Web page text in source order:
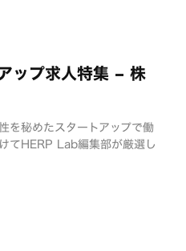
ップ求人特集 – 株
を秘めたスタートアップで働
てHERP Lab編集部が厳選し